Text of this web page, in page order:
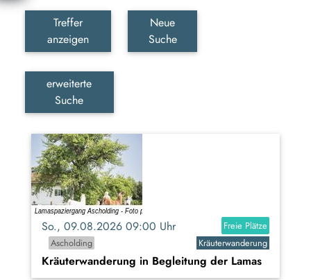
Treffer
anzeigen
Neue
Suche
erweiterte
Suche
So., 09.08.2026 09:00 Uhr
Freie Plätze
Ascholding
Kräuterwanderung
Kräuterwanderung in Begleitung der Lamas